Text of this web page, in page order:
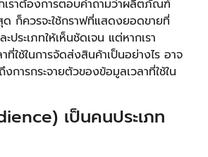
เราต้องการตอบคำถามว่าผลิตภัณฑ์
ด ก็ควรจะใช้กราฟที่แสดงยอดขายที่
ระเภทให้เห็นชัดเจน แต่หากเรา
ที่ใช้ในการจัดส่งสินค้าเป็นอย่างไร อาจ
การกระจายตัวของข้อมูลเวลาที่ใช้ใน
เป็นคนประเภท